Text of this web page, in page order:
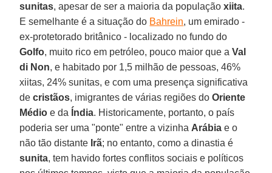
sunitas, apesar de ser a maioria da populaçãoxiita.
E semelhante é a situação do Bahrein, um emirado -
ex-protetorado britânico - localizado no fundo do
Golfo, muito rico em petróleo, pouco maior que aVal
di Non, e habitado por 1,5 milhão de pessoas, 46%
xiitas, 24% sunitas, e com uma presença significativa
decristãos, imigrantes de várias regiões doOriente
Médio e da Índia. Historicamente, portanto, o país
poderia ser uma "ponte" entre a vizinha Arábia e o
não tão distante Irã; no entanto, como a dinastia é
sunita, tem havido fortes conflitos sociais e políticos